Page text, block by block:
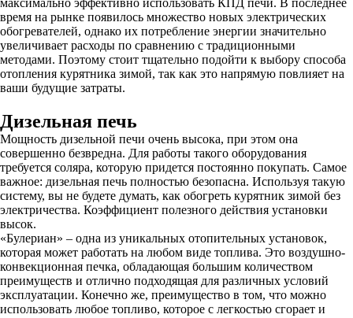
максимально эффективно использовать КПД печи. В последнее
время на рынке появилось множество новых электрических
обогревателей, однако их потребление энергии значительно
увеличивает расходы по сравнению с традиционными
методами. Поэтому стоит тщательно подойти к выбору способа
отопления курятника зимой, так как это напрямую повлияет на
ваши будущие затраты.
Дизельная печь
Мощность дизельной печи очень высока, при этом она
совершенно безвредна. Для работы такого оборудования
требуется соляра, которую придется постоянно покупать. Самое
важное: дизельная печь полностью безопасна. Используя такую
систему, вы не будете думать, как обогреть курятник зимой без
электричества. Коэффициент полезного действия установки
высок.
«Булериан» – одна из уникальных отопительных установок,
которая может работать на любом виде топлива. Это воздушно-
конвекционная печка, обладающая большим количеством
преимуществ и отлично подходящая для различных условий
эксплуатации. Конечно же, преимущество в том, что можно
использовать любое топливо, которое с легкостью сгорает и